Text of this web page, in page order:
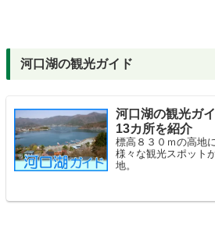
河口湖の観光ガイド
河口湖の観光ガ
13カ所を紹介
標高８３０ｍの高地
様々な観光スポット
地。